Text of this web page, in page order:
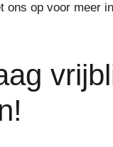
op voor meer